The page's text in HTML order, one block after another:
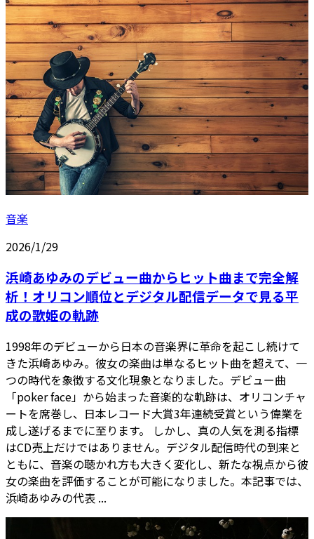
音楽
2026/1/29
浜崎あゆみのデビュー曲からヒット曲まで完全解
析！オリコン順位とデジタル配信データで見る平
成の歌姫の軌跡
1998年のデビューから日本の音楽界に革命を起こし続けて
きた浜崎あゆみ。彼女の楽曲は単なるヒット曲を超えて、一
つの時代を象徴する文化現象となりました。デビュー曲
「poker face」から始まった音楽的な軌跡は、オリコンチャ
ートを席巻し、日本レコード大賞3年連続受賞という偉業を
成し遂げるまでに至ります。 しかし、真の人気を測る指標
はCD売上だけではありません。デジタル配信時代の到来と
ともに、音楽の聴かれ方も大きく変化し、新たな視点から彼
女の楽曲を評価することが可能になりました。本記事では、
浜崎あゆみの代表 ...